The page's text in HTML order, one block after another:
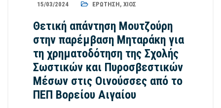
15/03/2024 ΕΡΏΤΗΣΗ, ΧΊΟΣ
Θετική απάντηση Μουτζούρη
στην παρέμβαση Μηταράκη για
τη χρηματοδότηση της Σχολής
Σωστικών και Πυροσβεστικών
Μέσων στις Οινούσσες από το
ΠΕΠ Βορείου Αιγαίου